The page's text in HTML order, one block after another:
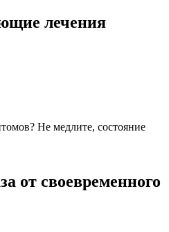
лечения
Не медлите, состояние
от своевременного